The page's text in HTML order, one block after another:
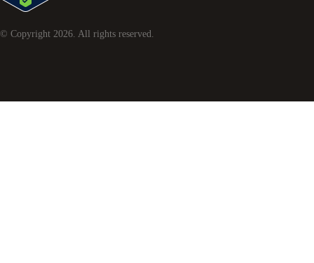
© Copyright 2026. All rights reserved.